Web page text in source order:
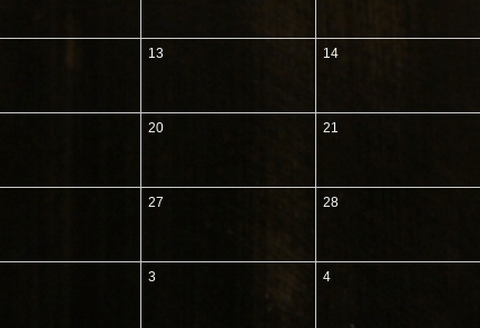
13 14
20 21
27 28
3 4